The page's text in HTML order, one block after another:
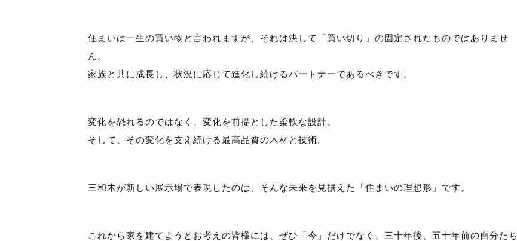
住まいは一生の買い物と言われますが、それは決して「買い切り」の固定されたものではありませ
ん。
家族と共に成長し、状況に応じて進化し続けるパートナーであるべきです。
変化を恐れるのではなく、変化を前提とした柔軟な設計。
そして、その変化を支え続ける最高品質の木材と技術。
三和木が新しい展示場で表現したのは、そんな未来を見据えた「住まいの理想形」です。
これから家を建てようとお考えの皆様には、ぜひ「今」だけでなく、三十年後、五十年前の自分たち